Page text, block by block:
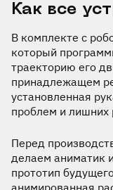
Как все
В комплекте с
который
траекторию его
принадлежащем
установленная
проблем и лишних
Перед
делаем аниматик
прототип
анимированная